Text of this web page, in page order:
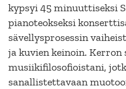
kypsyi 45 minuuttiseksi
pianoteokseksi
sävellysprosessin
ja kuvien keinoin.
musiikifilosofioistani,
sanallistettavaan